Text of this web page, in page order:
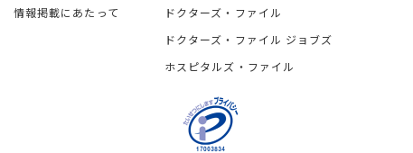
情報掲載にあたって
ドクターズ・ファイル
ドクターズ・ファイル ジョブズ
ホスピタルズ・ファイル